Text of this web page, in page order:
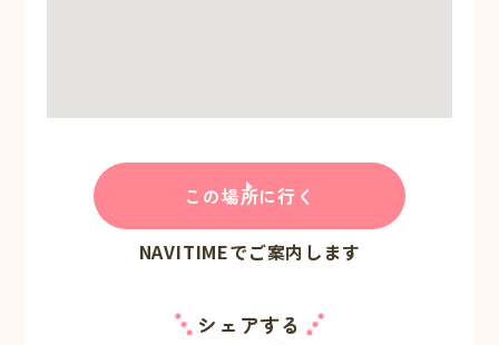
この場所に行く
NAVITIMEでご案内します
シェアする